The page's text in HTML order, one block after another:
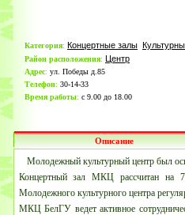
Категория: Концертные залы
Район расположения: Центр
Адрес: ул. Победы д.85
Телефон: 30-14-33
Время работы: с 9.00 до 18.00
Описание
Молодежный культурный центр был
Концертный зал МКЦ рассчитан на
Молодежного культурного центра
МКЦ БелГУ ведет активное